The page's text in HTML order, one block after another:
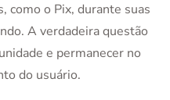
como o Pix, durante suas
A verdadeira questão
e permanecer no
do usuário.